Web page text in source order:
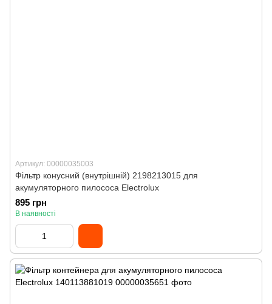
Артикул: 00000035003
Фільтр конусний (внутрішній) 2198213015 для
акумуляторного пилососа Electrolux
895 грн
В наявності